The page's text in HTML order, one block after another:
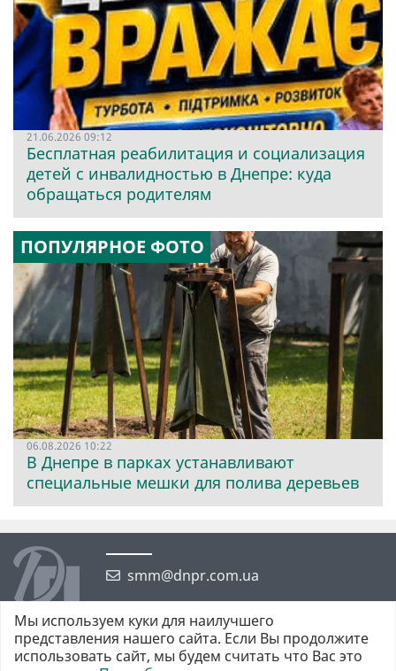
21.06.2026 09:12
Бесплатная реабилитация и социализация
детей с инвалидностью в Днепре: куда
обращаться родителям
ПОПУЛЯРНОЕ ФОТО
06.08.2026 10:22
В Днепре в парках устанавливают
специальные мешки для полива деревьев
smm@dnpr.com.ua
Мы используем куки для наилучшего
представления нашего сайта. Если Вы продолжите
использовать сайт, мы будем считать что Вас это